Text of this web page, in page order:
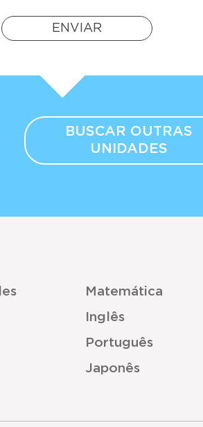
ENVIAR
BUSCAR OUTRAS
UNIDADES
Matemática
Inglês
Português
Japonês